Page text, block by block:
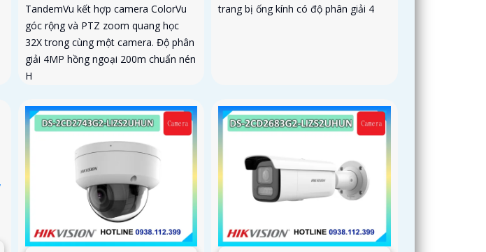
TandemVu kết hợp camera ColorVu
góc rộng và PTZ zoom quang học
32X trong cùng một camera. Độ phân
giải 4MP hồng ngoại 200m chuẩn nén
H
trang bị ống kính có độ phân giải 4